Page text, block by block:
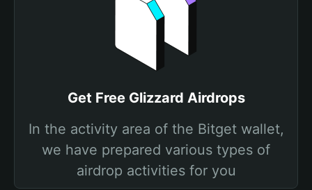
Get Free Glizzard Airdrops
In the activity area of the Bitget wallet,
we have prepared various types of
airdrop activities for you